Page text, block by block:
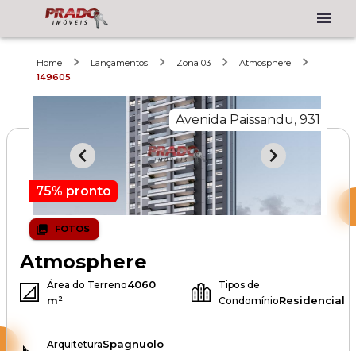
Home Lançamentos Zona 03
Atmosphere
149605
FOTOS
Avenida Paissandu, 931
75% pronto
Atmosphere
Área do Terreno4060
m²
Tipos de
CondomínioResidencial
ArquiteturaSpagnuolo